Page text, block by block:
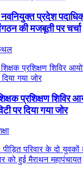
प्रदेश
की मजबूती पर चर्चा
प्रशिक्षण शिविर
पर दिया गया जोर